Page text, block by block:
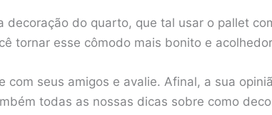
decoração do quarto, que tal usar o pallet
tornar esse cômodo mais bonito e
com seus amigos e avalie. Afinal, a sua
todas as nossas dicas sobre como